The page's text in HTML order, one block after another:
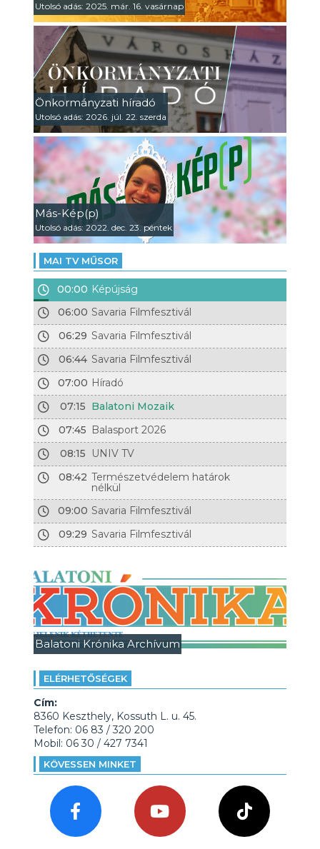
Utolsó adás: 2025. már. 16. vasárnap
Önkormányzati híradó
Utolsó adás: 2026. júl. 22. szerda
Más-Kép(p)
Utolsó adás: 2022. dec. 23. péntek
MAI TV MŰSOR
00:00 Képújság
06:00 Savaria Filmfesztivál
06:29 Savaria Filmfesztivál
06:44 Savaria Filmfesztivál
07:00 Híradó
07:15 Balatoni Mozaik
07:45 Balasport 2026
08:15
UNIV TV
08:42 Természetvédelem határok
nélkül
09:00 Savaria Filmfesztivál
09:29 Savaria Filmfesztivál
Balatoni Krónika Archívum
ELÉRHETŐSÉGEK
Cím:
8360 Keszthely, Kossuth L. u. 45.
Telefon: 06 83 / 320 200
Mobil: 06 30 / 427 7341
KÖVESSEN MINKET